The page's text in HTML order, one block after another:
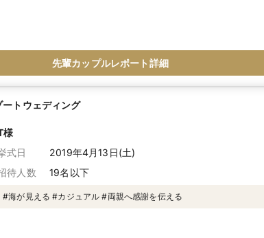
先輩カップルレポート詳細
トウェディング
様
式日
2019年4月13日(土)
待人数
19名以下
#海が見える #カジュアル #両親へ感謝を伝える